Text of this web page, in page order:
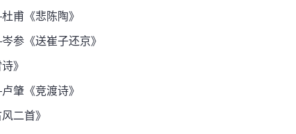
《悲陈陶》
《送崔子还京》
》
《竞渡诗》
二首》